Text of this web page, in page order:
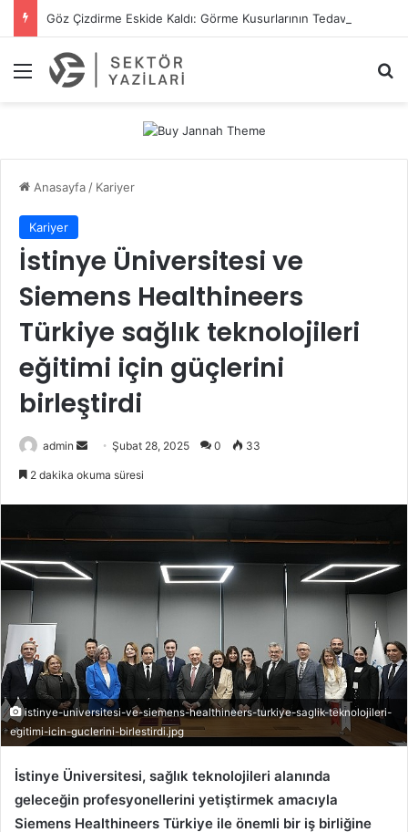
Menü
Anasayfa/ Kariyer
Kariyer
İstinye Üniversitesi ve
Siemens Healthineers
Türkiye sağlık teknolojileri
eğitimi için güçlerini
birleştirdi
admin
o
s
a
g
ö
n
d
r
m
e
Şubat 28, 2025 0 33
2 dakika okuma süresi
istinye-universitesi-ve-siemens-healthineers-turkiye-saglik-teknolojileri-
egitimi-icin-guclerini-birlestirdi.jpg
İstinye Üniversitesi, sağlık teknolojileri alanında
geleceğin profesyonellerini yetiştirmek amacıyla
Siemens Healthineers Türkiye ile önemli bir iş birliğine